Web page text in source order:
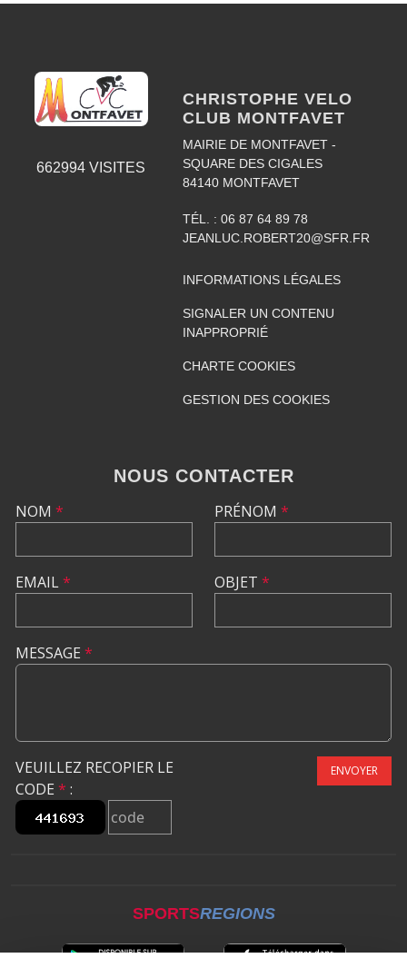
662994 VISITES
CHRISTOPHE VELO
CLUB MONTFAVET
MAIRIE DE MONTFAVET -
SQUARE DES CIGALES
84140 MONTFAVET
TÉL. : 06 87 64 89 78
JEANLUC.ROBERT20@SFR.FR
INFORMATIONS LÉGALES
SIGNALER UN CONTENU
INAPPROPRIÉ
CHARTE COOKIES
GESTION DES COOKIES
NOUS CONTACTER
NOM *
EMAIL*
PRÉNOM *
OBJET *
MESSAGE *
VEUILLEZ RECOPIER LE
CODE * :
ENVOYER
SPORTSREGIONS